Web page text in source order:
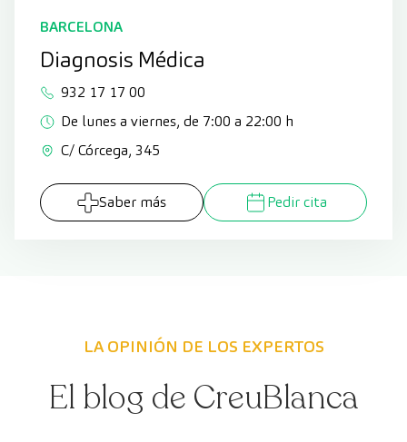
BARCELONA
Diagnosis Médica
932 17 17 00
De lunes a viernes, de 7:00 a 22:00 h
C/ Córcega, 345
Saber más Pedir cita
LA OPINIÓN DE LOS EXPERTOS
El blog de CreuBlanca